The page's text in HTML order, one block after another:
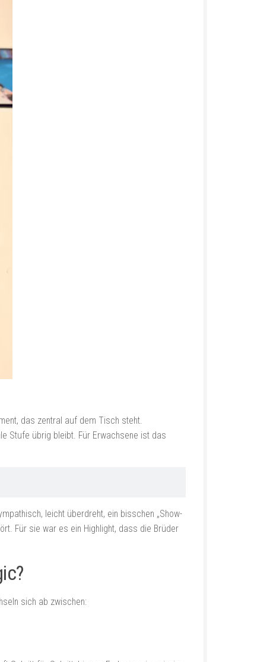
das zentral auf dem Tisch steht.
Stufe übrig bleibt. Für Erwachsene ist das
leicht überdreht, ein bisschen „Show-
Für sie war es ein Highlight, dass die Brüder
sich ab zwischen: